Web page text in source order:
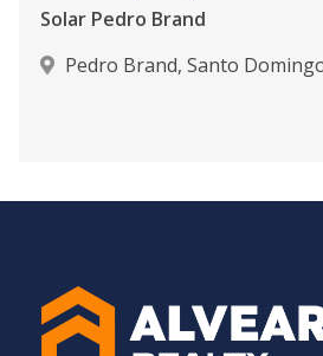
Solar Pedro Brand
Pedro Brand, Santo